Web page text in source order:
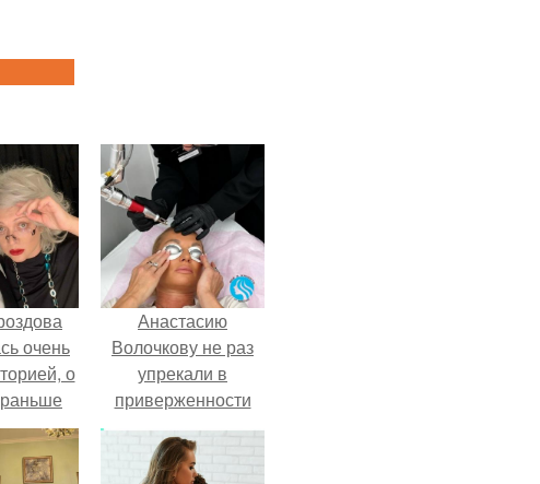
очень
о
Анастасию
Волочкову не раз
упрекали в
приверженности
устаревшим бьюти -
процедурам.